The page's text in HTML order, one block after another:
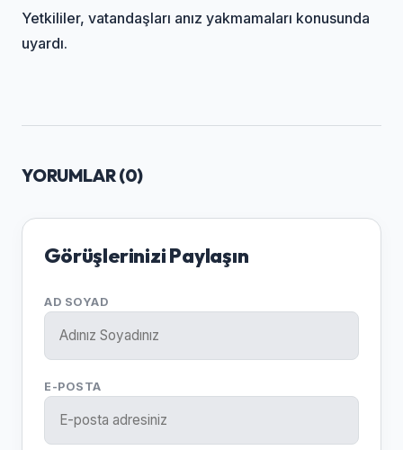
Yetkililer, vatandaşları anız yakmamaları konusunda
uyardı.
YORUMLAR (0)
Görüşlerinizi Paylaşın
AD SOYAD
E-POSTA